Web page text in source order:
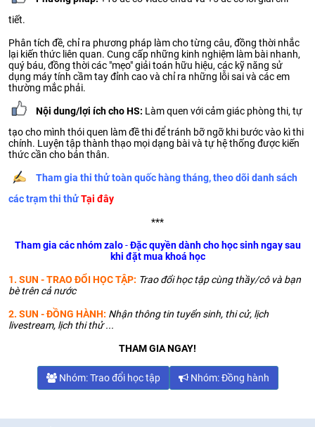
tiết.
Phân tích đề, chỉ ra phương pháp làm cho từng câu, đồng thời nhắc
lại kiến thức liên quan. Cung cấp những kinh nghiệm làm bài nhanh,
quý báu, đồng thời các "mẹo" giải toán hữu hiệu, các kỹ năng sử
dụng máy tính cầm tay đỉnh cao và chỉ ra những lỗi sai và các em
thường mắc phải.
Nội dung/lợi ích cho HS: Làm quen với cảm giác phòng thi, tự
tạo cho mình thói quen làm đề thi để tránh bỡ ngỡ khi bước vào kì thi
chính. Luyện tập thành thạo mọi dạng bài và tự hệ thống được kiến
thức cần cho bản thân.
Tham gia thi thử toàn quốc hàng tháng, theo dõi danh sách
các trạm thi thửTại đây
***
Tham gia các nhóm zalo-Đặc quyền dành cho học sinh ngay sau
khi đặt mua khoá học
1. SUN - TRAO ĐỔI HỌC TẬP: Trao đổi học tập cùng thầy/cô và bạn
bè trên cả nước
2. SUN - ĐỒNG HÀNH: Nhận thông tin tuyển sinh, thi cử, lịch
livestream, lịch thi thử ...
THAM GIA NGAY!
Nhóm: Trao đổi học tập Nhóm: Đồng hành